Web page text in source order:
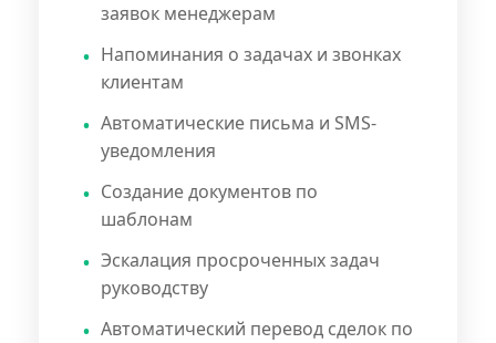
заявок менеджерам
Напоминания о задачах и звонках
клиентам
Автоматические письма и SMS-
уведомления
Создание документов по
шаблонам
Эскалация просроченных задач
руководству
Автоматический перевод сделок по